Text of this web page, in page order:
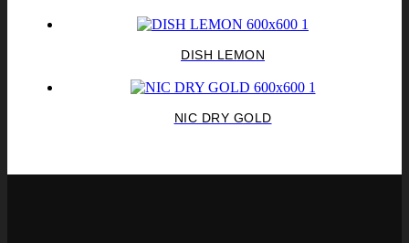
DISH LEMON
NIC DRY GOLD